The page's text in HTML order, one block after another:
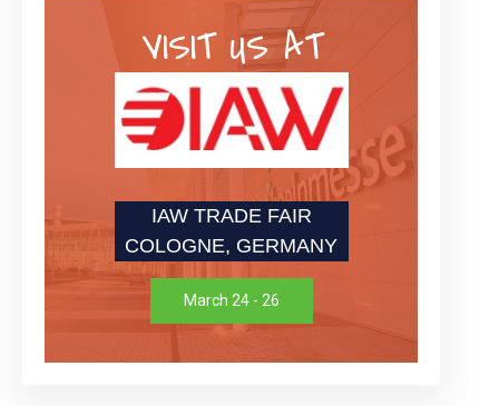
VISIT US AT
IAW TRADE FAIR
COLOGNE, GERMANY
March 24 - 26